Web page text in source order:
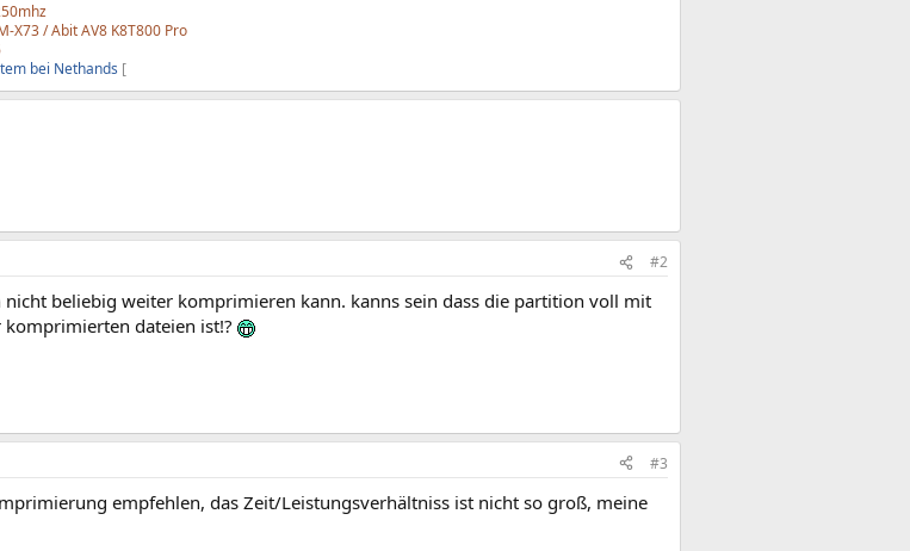
X73 / Abit AV8 K8T800 Pro
bei Nethands [
#2
nicht beliebig weiter komprimieren kann. kanns sein dass die partition voll mit
dateien ist!?
#3
empfehlen, das Zeit/Leistungsverhältniss ist nicht so groß, meine